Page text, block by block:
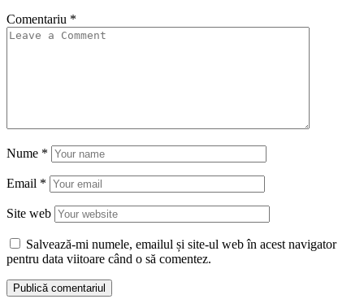
Comentariu *
Nume *
Email *
Site web
Salvează-mi numele, emailul și site-ul web în acest navigator
pentru data viitoare când o să comentez.